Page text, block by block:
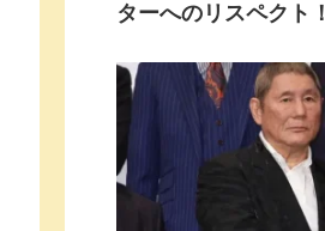
ターへのリスペクト！